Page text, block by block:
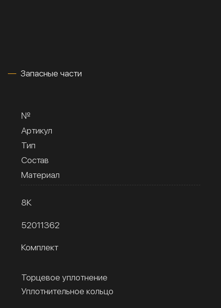
Запасные части
№
Артикул
Тип
Состав
Материал
8К
52011362
Комплект
Торцевое уплотнение
Уплотнительное кольцо